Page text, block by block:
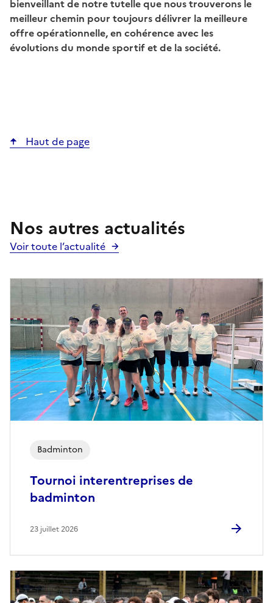
bienveillant de notre tutelle que nous trouverons le
meilleur chemin pour toujours délivrer la meilleure
offre opérationnelle, en cohérence avec les
évolutions du monde sportif et de la société.
Haut de page
Nos autres actualités
Voir toute l’actualité
Tournoi interentreprises de
badminton
Badminton
23 juillet 2026